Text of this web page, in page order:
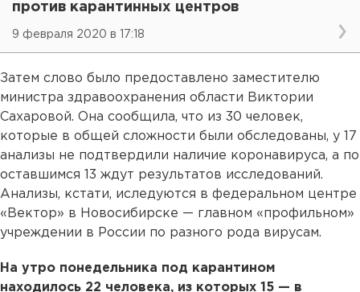
против карантинных центров
9 февраля 2020 в 17:18
Затем слово было предоставлено заместителю
министра здравоохранения области Виктории
Сахаровой. Она сообщила, что из 30 человек,
которые в общей сложности были обследованы, у 17
анализы не подтвердили наличие коронавируса, а по
оставшимся 13 ждут результатов исследований.
Анализы, кстати, иследуются в федеральном центре
«Вектор» в Новосибирске — главном «профильном»
учреждении в России по разного рода вирусам.
На утро понедельника под карантином
находилось 22 человека, из которых 15 — в